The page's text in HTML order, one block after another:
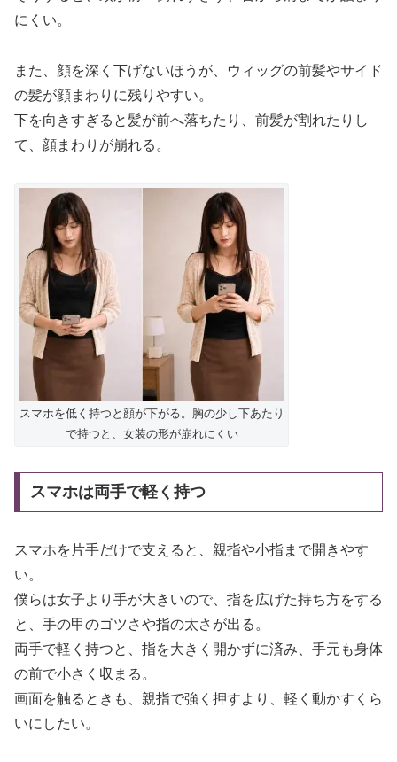
にくい。
また、顔を深く下げないほうが、ウィッグの前髪やサイド
の髪が顔まわりに残りやすい。
下を向きすぎると髪が前へ落ちたり、前髪が割れたりし
て、顔まわりが崩れる。
スマホを低く持つと顔が下がる。胸の少し下あたり
で持つと、女装の形が崩れにくい
スマホは両手で軽く持つ
スマホを片手だけで支えると、親指や小指まで開きやす
い。
僕らは女子より手が大きいので、指を広げた持ち方をする
と、手の甲のゴツさや指の太さが出る。
両手で軽く持つと、指を大きく開かずに済み、手元も身体
の前で小さく収まる。
画面を触るときも、親指で強く押すより、軽く動かすくら
いにしたい。